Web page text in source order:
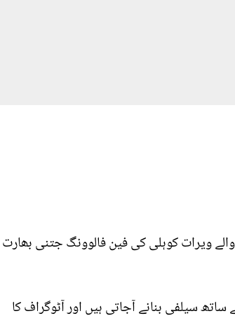
والے ویرات کوہلی کی فین فالوونگ جتنی بھارت
سیلفی بنانے آجاتی ہیں اور آٹوگراف کا